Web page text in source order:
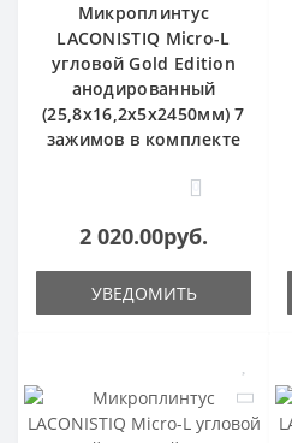
Микроплинтус
LACONISTIQ Micro-L
угловой Gold Edition
анодированный
(25,8х16,2х5х2450мм) 7
зажимов в комплекте
0
2 020.00руб.
УВЕДОМИТЬ